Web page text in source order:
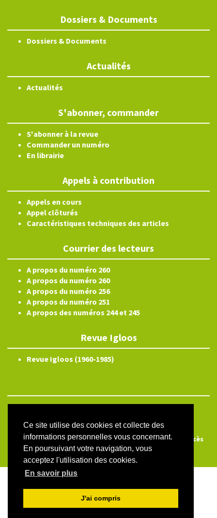
Ce site utilise des cookies et collecte des
informations personnelles vous concernant.
En poursuivant votre navigation, vous
acceptez l'utilisation des cookies.
En savoir plus
J'ai compris
Dossiers & Documents
Dossiers & Documents
Actualités
Actualités
S'abonner, commander
S'abonner à la revue
Commander un numéro
En librairie
Appels à contribution
Appels en cours
Appel clôturés
Caractéristiques techniques des articles
Courrier des lecteurs
A propos du numéro 260
A propos du numéro 260
A propos du numéro 256
A propos du numéro 251
A propos des numéros 244 et 245
Revue Igloos
Revue Igloos (1960-1985)
Plan du site
Créé et hébergé par Chapitre 9—Édité avec Lodel
Accès
réservé